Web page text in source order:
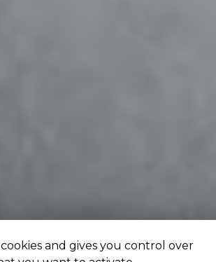
cookies and gives you control over